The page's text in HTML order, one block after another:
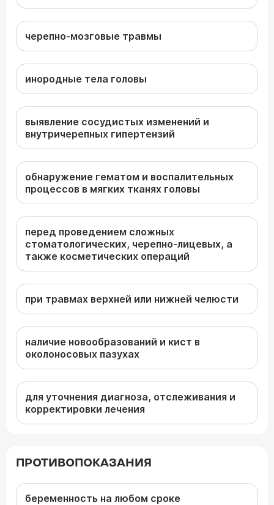
черепно-мозговые травмы
инородные тела головы
выявление сосудистых изменений и
внутричерепных гипертензий
обнаружение гематом и воспалительных
процессов в мягких тканях головы
перед проведением сложных
стоматологических, черепно-лицевых, а
также косметических операций
при травмах верхней или нижней челюсти
наличие новообразований и кист в
околоносовых пазухах
для уточнения диагноза, отслеживания и
корректировки лечения
ПРОТИВОПОКАЗАНИЯ
беременность на любом сроке